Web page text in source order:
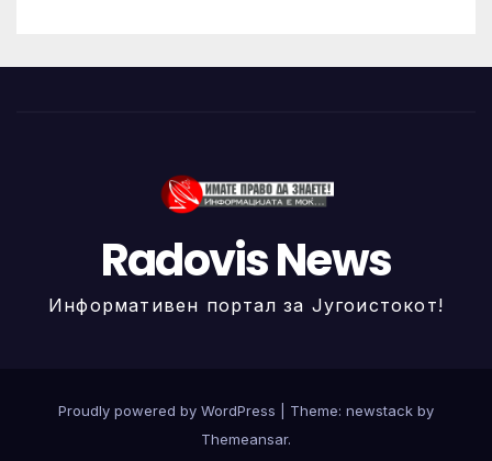
Radovis News
Информативен портал за Југоистокот!
Proudly powered by WordPress
Theme: newstack by
Themeansar.